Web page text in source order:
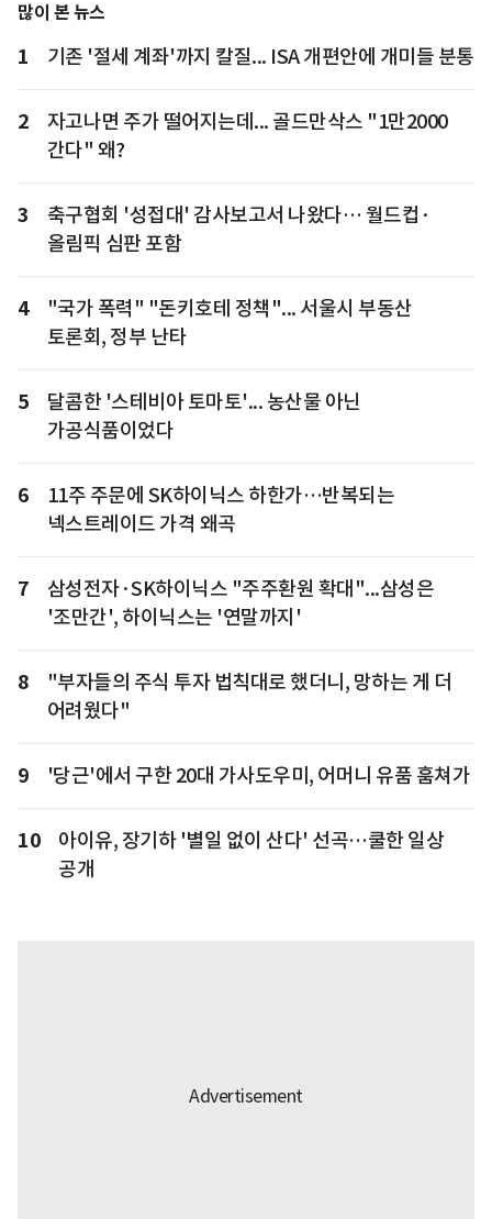
많이 본 뉴스
1 기존 '절세 계좌'까지 칼질... ISA 개편안에 개미들 분통
2
자고나면 주가 떨어지는데... 골드만삭스 "1만2000
간다" 왜?
3
축구협회 '성접대' 감사보고서 나왔다… 월드컵·
올림픽 심판 포함
4
"국가 폭력" "돈키호테 정책"... 서울시 부동산
토론회, 정부 난타
5
달콤한 '스테비아 토마토'... 농산물 아닌
가공식품이었다
6
11주 주문에 SK하이닉스 하한가…반복되는
넥스트레이드 가격 왜곡
7
삼성전자·SK하이닉스 "주주환원 확대"...삼성은
'조만간', 하이닉스는 '연말까지'
8
"부자들의 주식 투자 법칙대로 했더니, 망하는 게 더
어려웠다"
9 '당근'에서 구한 20대 가사도우미, 어머니 유품 훔쳐가
10
아이유, 장기하 '별일 없이 산다' 선곡…쿨한 일상
공개